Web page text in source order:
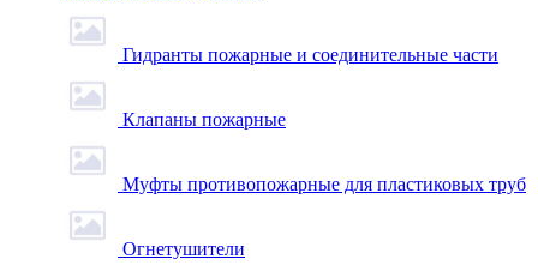
Гидранты пожарные и соединительные части
Клапаны пожарные
Муфты противопожарные для пластиковых труб
Огнетушители